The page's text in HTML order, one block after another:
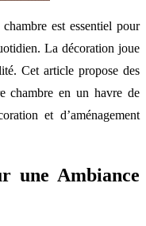
est essentiel pour
La décoration joue
Cet article propose des
chambre en un havre de
et d’aménagement
une Ambiance